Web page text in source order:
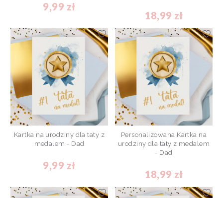
9,99 zł
18,99 zł
Kartka na urodziny dla taty z
medalem - Dad
9,99 zł
Personalizowana Kartka na
urodziny dla taty z medalem
- Dad
18,99 zł